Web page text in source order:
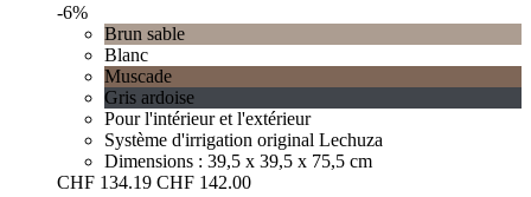
-6%
Brun sable
Blanc
Muscade
Gris ardoise
Pour l'intérieur et l'extérieur
Système d'irrigation original Lechuza
Dimensions : 39,5 x 39,5 x 75,5 cm
CHF 134.19 CHF 142.00